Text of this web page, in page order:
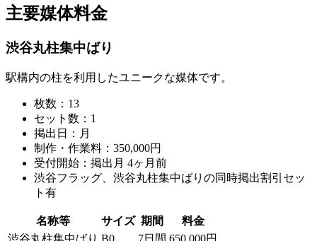
主要媒体料金
渋谷丸柱集中ばり
駅構内の柱を利用したユニークな媒体です。
枚数：13
セット数：1
掲出日：月
制作・作業料：350,000円
受付開始：掲出月 4ヶ月前
渋谷フラッグ、渋谷丸柱集中ばりの同時掲出割引セッ
ト有
名称等 サイズ 期間
料金
渋谷丸柱集中ばり B0 7日間 650,000円